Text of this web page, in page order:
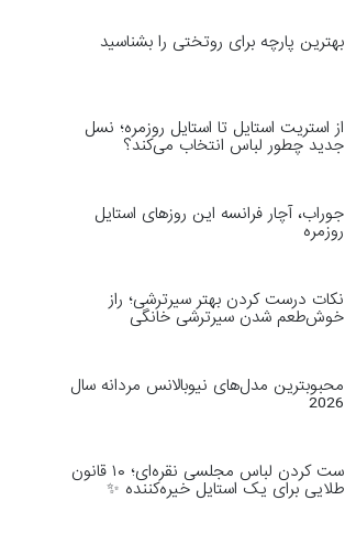
بهترین پارچه برای روتختی را بشناسید
از استریت استایل تا استایل روزمره؛ نسل
جدید چطور لباس انتخاب می‌کند؟
جوراب، آچار فرانسه این روزهای استایل
روزمره
نکات درست کردن بهتر سیرترشی؛ راز
خوش‌طعم شدن سیرترشی خانگی
محبوبترین مدل‌های نیوبالانس مردانه سال
2026
ست کردن لباس مجلسی نقره‌ای؛ ۱۰ قانون
طلایی برای یک استایل خیره‌کننده ✨